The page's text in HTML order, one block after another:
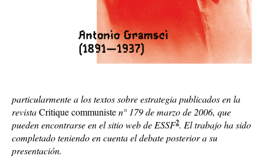
particularmente a los textos sobre estrategia publicados en la
revistaCritique communisten° 179 de marzo de 2006, que
pueden encontrarse en el sitio web de ESSF2. El trabajo ha sido
completado teniendo en cuenta el debate posterior a su
presentación.